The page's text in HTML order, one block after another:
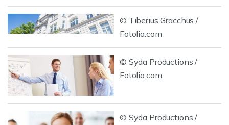
© Tiberius Gracchus /
Fotolia.com
© Syda Productions /
Fotolia.com
© Syda Productions /